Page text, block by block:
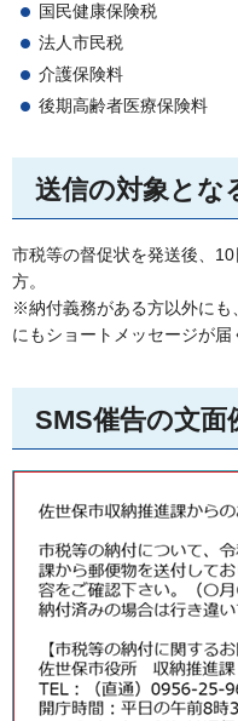
国民健康保険税
法人市民税
介護保険料
後期高齢者医療保険料
送信の対象とな
市税等の督促状を発送後、
方。
※納付義務がある方以外にも
にもショートメッセージが届
SMS催告の文面